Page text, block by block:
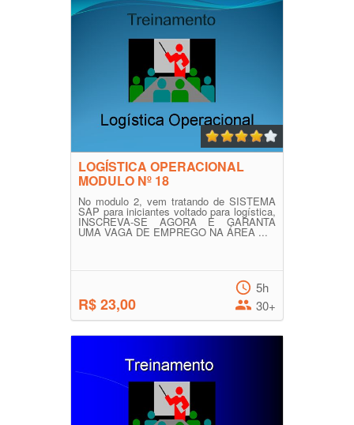
LOGÍSTICA OPERACIONAL
MODULO Nº 18
No modulo 2, vem tratando de SISTEMA
SAP para iniciantes voltado para logística,
INSCREVA-SE AGORA E GARANTA
UMA VAGA DE EMPREGO NA ÁREA ...
R$ 23,00
5h
30+